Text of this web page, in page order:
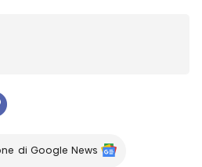
di Google News